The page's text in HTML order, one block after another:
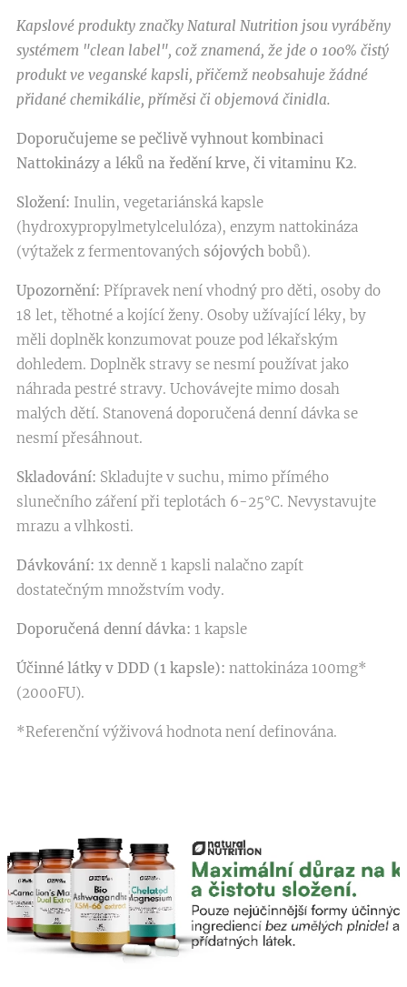
Kapslové produkty značky Natural Nutrition jsou vyráběny
systémem "clean label", což znamená, že jde o 100% čistý
produkt ve veganské kapsli, přičemž neobsahuje žádné
přidané chemikálie, příměsi či objemová činidla.
Doporučujeme se pečlivě vyhnout kombinaci
Nattokinázy a léků na ředění krve, či vitaminu K2.
Složení: Inulin, vegetariánská kapsle
(hydroxypropylmetylcelulóza), enzym nattokináza
(výtažek z fermentovaných sójových bobů).
Upozornění: Přípravek není vhodný pro děti, osoby do
18 let, těhotné a kojící ženy. Osoby užívající léky, by
měli doplněk konzumovat pouze pod lékařským
dohledem. Doplněk stravy se nesmí používat jako
náhrada pestré stravy. Uchovávejte mimo dosah
malých dětí. Stanovená doporučená denní dávka se
nesmí přesáhnout.
Skladování: Skladujte v suchu, mimo přímého
slunečního záření při teplotách 6-25°C. Nevystavujte
mrazu a vlhkosti.
Dávkování: 1x denně 1 kapsli nalačno zapít
dostatečným množstvím vody.
Doporučená denní dávka: 1 kapsle
Účinné látky v DDD (1 kapsle): nattokináza 100mg*
(2000FU).
*Referenční výživová hodnota není definována.